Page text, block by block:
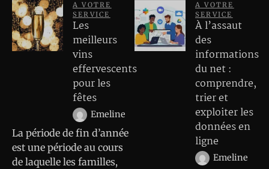
A VOTRE
SERVICE
Les
meilleurs
vins
effervescents
pour les
fêtes
Emeline
La période de fin d’année
est une période au cours
de laquelle les familles,
A VOTRE
SERVICE
À l’assaut
des
informations
du net :
comprendre,
trier et
exploiter les
données en
ligne
Emeline